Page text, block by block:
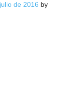
de 2016 by